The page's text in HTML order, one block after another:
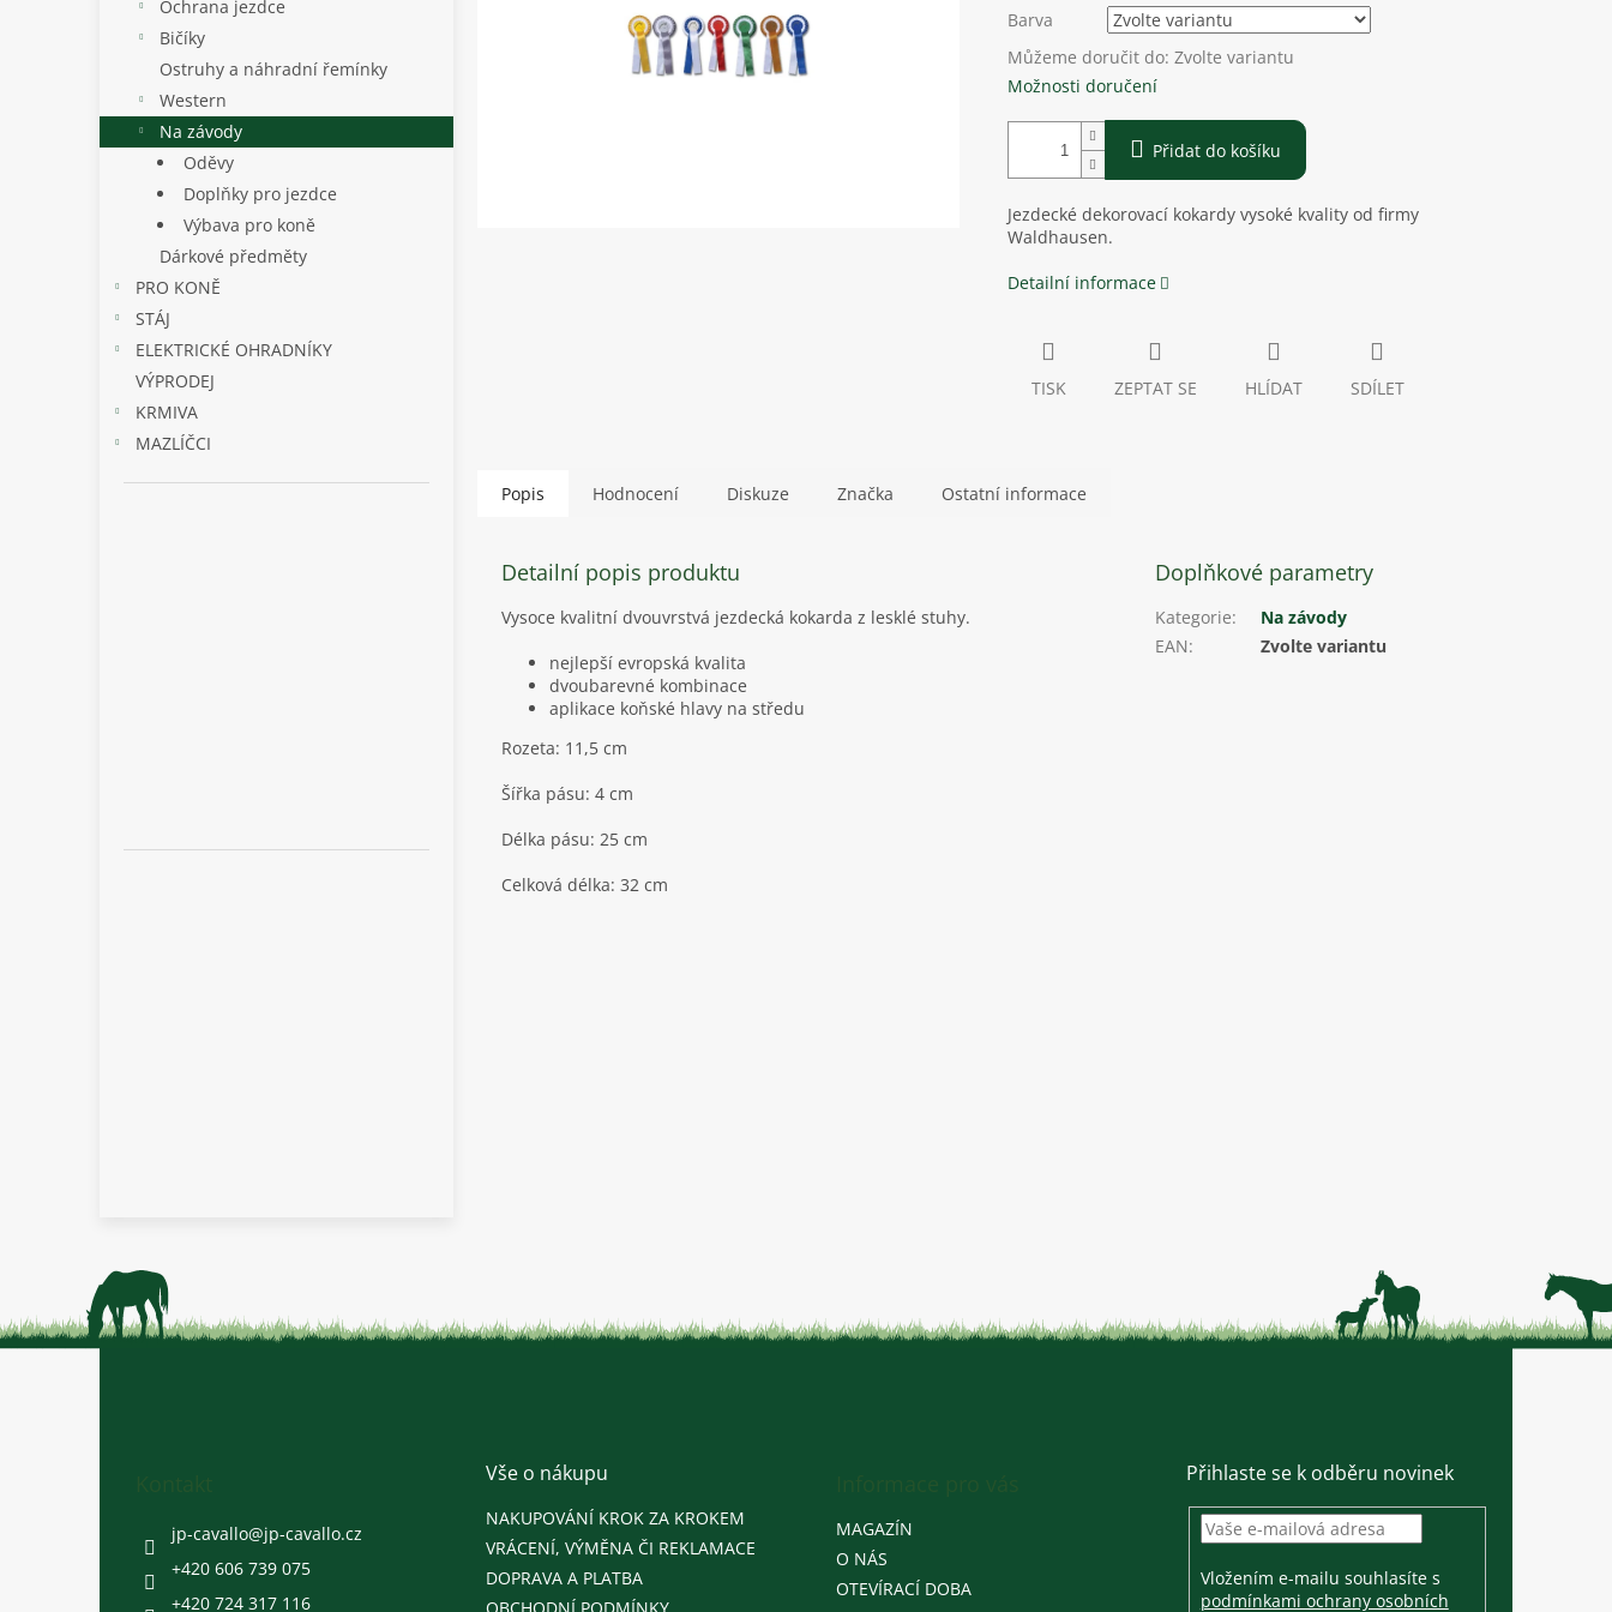
l
Ochrana jezdce
Bičíky
Ostruhy a náhradní řemínky
Western
Na závody
Oděvy
Doplňky pro jezdce
Výbava pro koně
Dárkové předměty
PRO KONĚ
STÁJ
ELEKTRICKÉ OHRADNÍKY
VÝPRODEJ
KRMIVA
MAZLÍČCI
Barva
Můžeme doručit do: Zvolte variantu
Možnosti doručení
Přidat do košíku
Jezdecké dekorovací kokardy vysoké kvality od firmy
Waldhausen.
Detailní informace
TISK ZEPTAT SE HLÍDAT SDÍLET
Popis Hodnocení Diskuze Značka Ostatní informace
Detailní popis produktu
Vysoce kvalitní dvouvrstvá jezdecká kokarda z lesklé stuhy.
nejlepší evropská kvalita
dvoubarevné kombinace
aplikace koňské hlavy na středu
Rozeta: 11,5 cm
Šířka pásu: 4 cm
Délka pásu: 25 cm
Celková délka: 32 cm
Doplňkové parametry
Kategorie:
Na závody
EAN: Zvolte variantu
Z
jp-cavallo@jp-cavallo.cz
+420 606 739 075
+420 724 317 116
Vše o nákupu
NAKUPOVÁNÍ KROK ZA KROKEM
VRÁCENÍ, VÝMĚNA ČI REKLAMACE
DOPRAVA A PLATBA
MAGAZÍN
O NÁS
OTEVÍRACÍ DOBA
Přihlaste se k odběru novinek
Vložením e-mailu souhlasíte s
podmínkami ochrany osobních